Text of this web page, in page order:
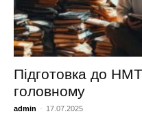
Підготовка до
головному
admin - 17.07.2025